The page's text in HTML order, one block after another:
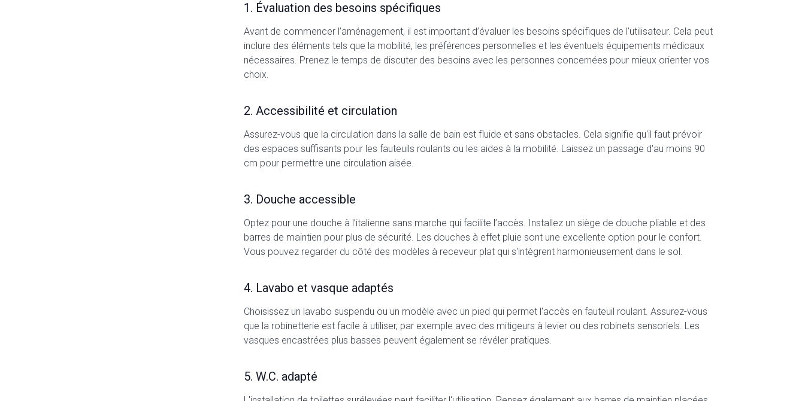
1. Évaluation des besoins spécifiques
Avant de commencer l’aménagement, il est important d’évaluer les besoins spécifiques de l’utilisateur. Cela peut
inclure des éléments tels que la mobilité, les préférences personnelles et les éventuels équipements médicaux
nécessaires. Prenez le temps de discuter des besoins avec les personnes concernées pour mieux orienter vos
choix.
2. Accessibilité et circulation
Assurez-vous que la circulation dans la salle de bain est fluide et sans obstacles. Cela signifie qu'il faut prévoir
des espaces suffisants pour les fauteuils roulants ou les aides à la mobilité. Laissez un passage d'au moins 90
cm pour permettre une circulation aisée.
3. Douche accessible
Optez pour une douche à l’italienne sans marche qui facilite l’accès. Installez un siège de douche pliable et des
barres de maintien pour plus de sécurité. Les douches à effet pluie sont une excellente option pour le confort.
Vous pouvez regarder du côté des modèles à receveur plat qui s'intègrent harmonieusement dans le sol.
4. Lavabo et vasque adaptés
Choisissez un lavabo suspendu ou un modèle avec un pied qui permet l'accès en fauteuil roulant. Assurez-vous
que la robinetterie est facile à utiliser, par exemple avec des mitigeurs à levier ou des robinets sensoriels. Les
vasques encastrées plus basses peuvent également se révéler pratiques.
5. W.C. adapté